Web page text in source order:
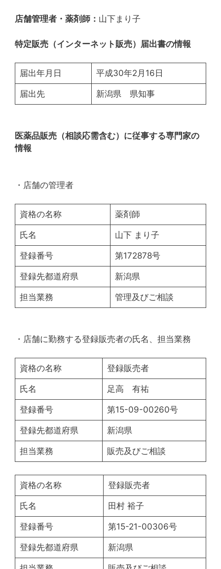
店舗管理者・薬剤師： 山下まり子
特定販売（インターネット販売）届出書の情報
届出年月日 平成30年2月16日
届出先 新潟県 県知事
医薬品販売（相談応需含む）に従事する専門家の
情報
・店舗の管理者
資格の名称 薬剤師
氏名 山下 まり子
登録番号 第172878号
登録先都道府県 新潟県
担当業務 管理及びご相談
・店舗に勤務する登録販売者の氏名、担当業務
資格の名称 登録販売者
氏名 足高 有祐
登録番号 第15-09-00260号
登録先都道府県 新潟県
担当業務 販売及びご相談
資格の名称 登録販売者
氏名 田村 裕子
登録番号 第15-21-00306号
登録先都道府県 新潟県